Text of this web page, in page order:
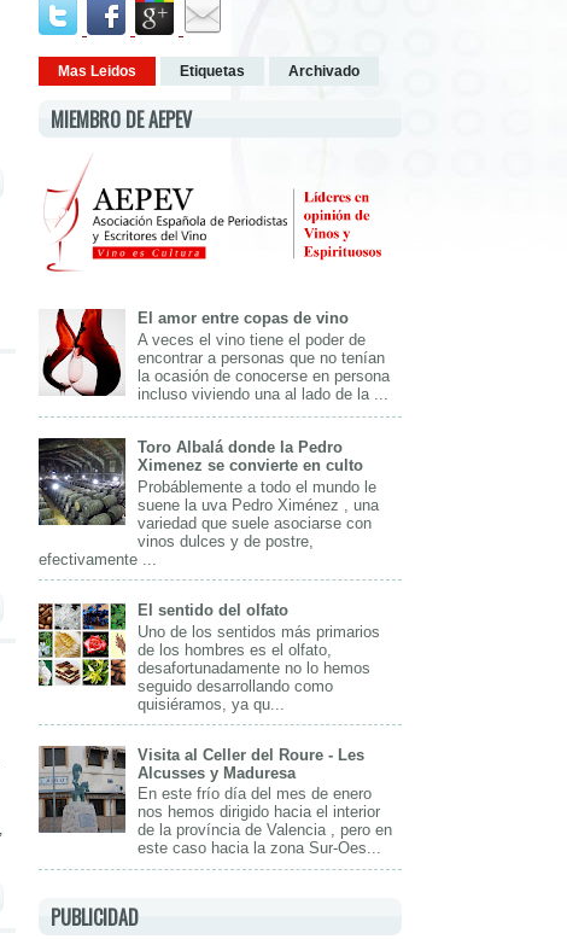
Mas Leidos Etiquetas Archivado
MIEMBRO DE AEPEV
El amor entre copas de vino
A veces el vino tiene el poder de
encontrar a personas que no tenían
la ocasión de conocerse en persona
incluso viviendo una al lado de la ...
Toro Albalá donde la Pedro
Ximenez se convierte en culto
Probáblemente a todo el mundo le
suene la uva Pedro Ximénez , una
variedad que suele asociarse con
vinos dulces y de postre,
efectivamente ...
El sentido del olfato
Uno de los sentidos más primarios
de los hombres es el olfato,
desafortunadamente no lo hemos
seguido desarrollando como
quisiéramos, ya qu...
Visita al Celler del Roure - Les
Alcusses y Maduresa
En este frío día del mes de enero
nos hemos dirigido hacia el interior
de la província de Valencia , pero en
este caso hacia la zona Sur-Oes...
PUBLICIDAD